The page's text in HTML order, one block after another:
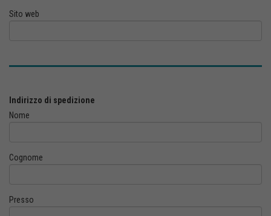
Sito web
Indirizzo di spedizione
Nome
Cognome
Presso